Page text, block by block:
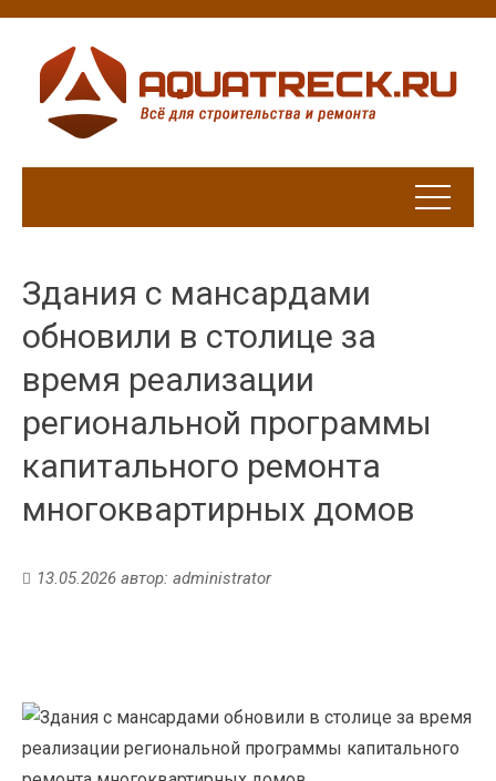
Здания с мансардами
обновили в столице за
время реализации
региональной программы
капитального ремонта
многоквартирных домов
13.05.2026 автор: administrator